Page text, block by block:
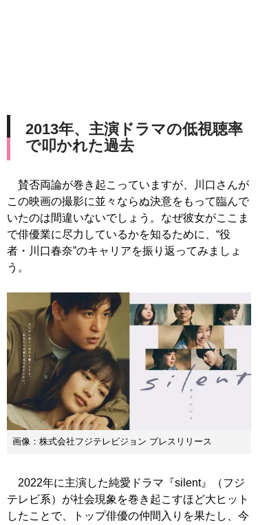
2013年、主演ドラマの低視聴率
で叩かれた過去
賛否両論が巻き起こっていますが、川口さんが
この映画の撮影に並々ならぬ決意をもって臨んで
いたのは間違いないでしょう。なぜ彼女がここま
で俳優業に尽力しているかを知るために、“役
者・川口春奈”のキャリアを振り返ってみましょ
う。
画像：株式会社フジテレビジョン プレスリリース
2022年に主演した純愛ドラマ『silent』（フジ
テレビ系）が社会現象を巻き起こすほど大ヒット
したことで、トップ俳優の仲間入りを果たし、今